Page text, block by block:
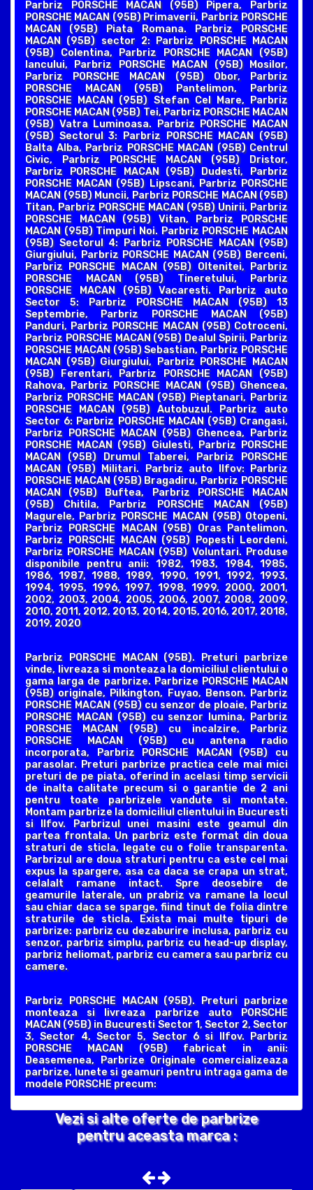
Parbriz PORSCHE MACAN (95B) Pipera, Parbriz
PORSCHE MACAN (95B) Primaverii, Parbriz PORSCHE
MACAN (95B) Piata Romana. Parbriz PORSCHE
MACAN (95B) sector 2: Parbriz PORSCHE MACAN
(95B) Colentina, Parbriz PORSCHE MACAN (95B)
Iancului, Parbriz PORSCHE MACAN (95B) Mosilor,
Parbriz PORSCHE MACAN (95B) Obor, Parbriz
PORSCHE MACAN (95B) Pantelimon, Parbriz
PORSCHE MACAN (95B) Stefan Cel Mare, Parbriz
PORSCHE MACAN (95B) Tei, Parbriz PORSCHE MACAN
(95B) Vatra Luminoasa. Parbriz PORSCHE MACAN
(95B) Sectorul 3: Parbriz PORSCHE MACAN (95B)
Balta Alba, Parbriz PORSCHE MACAN (95B) Centrul
Civic, Parbriz PORSCHE MACAN (95B) Dristor,
Parbriz PORSCHE MACAN (95B) Dudesti, Parbriz
PORSCHE MACAN (95B) Lipscani, Parbriz PORSCHE
MACAN (95B) Muncii, Parbriz PORSCHE MACAN (95B)
Titan, Parbriz PORSCHE MACAN (95B) Unirii, Parbriz
PORSCHE MACAN (95B) Vitan, Parbriz PORSCHE
MACAN (95B) Timpuri Noi. Parbriz PORSCHE MACAN
(95B) Sectorul 4: Parbriz PORSCHE MACAN (95B)
Giurgiului, Parbriz PORSCHE MACAN (95B) Berceni,
Parbriz PORSCHE MACAN (95B) Oltenitei, Parbriz
PORSCHE MACAN (95B) Tineretului, Parbriz
PORSCHE MACAN (95B) Vacaresti. Parbriz auto
Sector 5: Parbriz PORSCHE MACAN (95B) 13
Septembrie, Parbriz PORSCHE MACAN (95B)
Panduri, Parbriz PORSCHE MACAN (95B) Cotroceni,
Parbriz PORSCHE MACAN (95B) Dealul Spirii, Parbriz
PORSCHE MACAN (95B) Sebastian, Parbriz PORSCHE
MACAN (95B) Giurgiului, Parbriz PORSCHE MACAN
(95B) Ferentari, Parbriz PORSCHE MACAN (95B)
Rahova, Parbriz PORSCHE MACAN (95B) Ghencea,
Parbriz PORSCHE MACAN (95B) Pieptanari, Parbriz
PORSCHE MACAN (95B) Autobuzul. Parbriz auto
Sector 6: Parbriz PORSCHE MACAN (95B) Crangasi,
Parbriz PORSCHE MACAN (95B) Ghencea, Parbriz
PORSCHE MACAN (95B) Giulesti, Parbriz PORSCHE
MACAN (95B) Drumul Taberei, Parbriz PORSCHE
MACAN (95B) Militari. Parbriz auto Ilfov: Parbriz
PORSCHE MACAN (95B) Bragadiru, Parbriz PORSCHE
MACAN (95B) Buftea, Parbriz PORSCHE MACAN
(95B) Chitila, Parbriz PORSCHE MACAN (95B)
Magurele, Parbriz PORSCHE MACAN (95B) Otopeni,
Parbriz PORSCHE MACAN (95B) Oras Pantelimon,
Parbriz PORSCHE MACAN (95B) Popesti Leordeni,
Parbriz PORSCHE MACAN (95B) Voluntari. Produse
disponibile pentru anii: 1982, 1983, 1984, 1985,
1986, 1987, 1988, 1989, 1990, 1991, 1992, 1993,
1994, 1995, 1996, 1997, 1998, 1999, 2000, 2001,
2002, 2003, 2004, 2005, 2006, 2007, 2008, 2009,
2010, 2011, 2012, 2013, 2014, 2015, 2016, 2017, 2018,
2019, 2020
Parbriz PORSCHE MACAN (95B). Preturi parbrize
vinde, livreaza si monteaza la domiciliul clientului o
gama larga de parbrize. Parbrize PORSCHE MACAN
(95B) originale, Pilkington, Fuyao, Benson. Parbriz
PORSCHE MACAN (95B) cu senzor de ploaie, Parbriz
PORSCHE MACAN (95B) cu senzor lumina, Parbriz
PORSCHE MACAN (95B) cu incalzire, Parbriz
PORSCHE MACAN (95B) cu antena radio
incorporata, Parbriz PORSCHE MACAN (95B) cu
parasolar. Preturi parbrize practica cele mai mici
preturi de pe piata, oferind in acelasi timp servicii
de inalta calitate precum si o garantie de 2 ani
pentru toate parbrizele vandute si montate.
Montam parbrize la domiciliul clientului in Bucuresti
si Ilfov. Parbrizul unei masini este geamul din
partea frontala. Un parbriz este format din doua
straturi de sticla, legate cu o folie transparenta.
Parbrizul are doua straturi pentru ca este cel mai
expus la spargere, asa ca daca se crapa un strat,
celalalt ramane intact. Spre deosebire de
geamurile laterale, un prabriz va ramane la locul
sau chiar daca se sparge, fiind tinut de folia dintre
straturile de sticla. Exista mai multe tipuri de
parbrize: parbriz cu dezaburire inclusa, parbriz cu
senzor, parbriz simplu, parbriz cu head-up display,
parbriz heliomat, parbriz cu camera sau parbriz cu
camere.
Parbriz PORSCHE MACAN (95B). Preturi parbrize
monteaza si livreaza parbrize auto PORSCHE
MACAN (95B) in Bucuresti Sector 1, Sector 2, Sector
3, Sector 4, Sector 5, Sector 6 si Ilfov. Parbriz
PORSCHE MACAN (95B) fabricat in anii:
Deasemenea, Parbrize Originale comercializeaza
parbrize, lunete si geamuri pentru intraga gama de
modele PORSCHE precum:
Vezi si alte oferte de parbrize
pentru aceasta marca :